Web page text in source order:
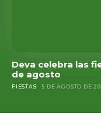
Deva celebra las
de agosto
FIESTAS 5 DE AGOSTO DE